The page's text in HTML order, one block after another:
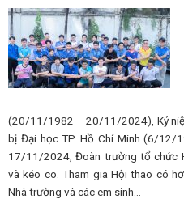
(20/11/1982 – 20/11/2024), Kỷ
bị Đại học TP. Hồ Chí Minh (6/12/
17/11/2024, Đoàn trường tổ chức
và kéo co. Tham gia Hội thao có
Nhà trường và các em sinh…